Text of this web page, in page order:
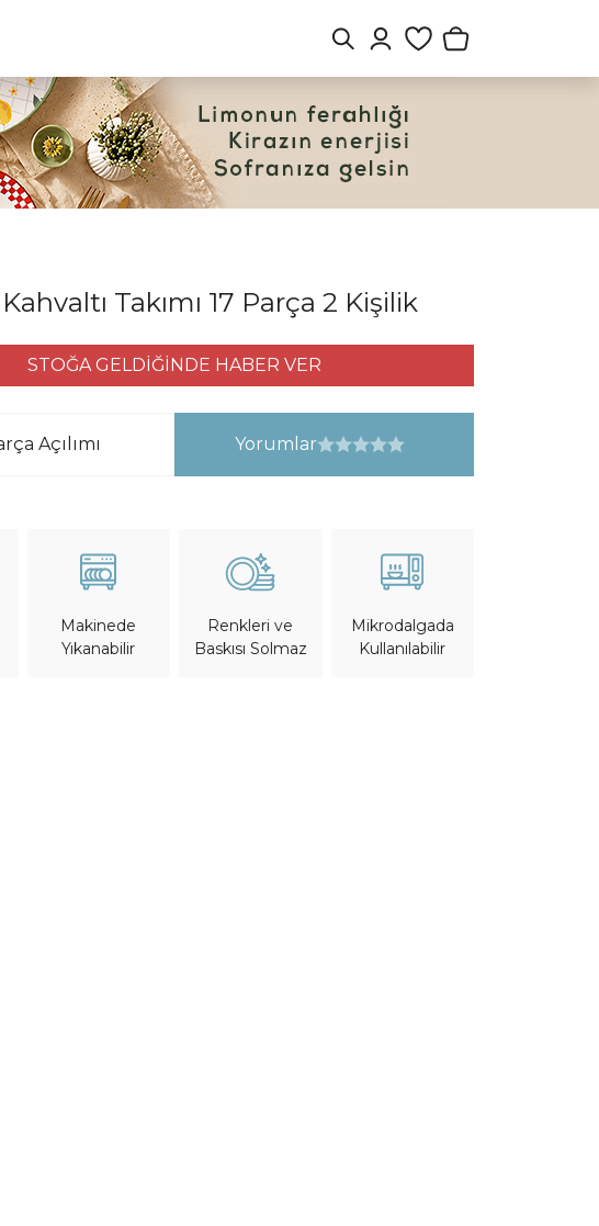
Takımı 17 Parça 2 Kişilik
STOĞA GELDİĞİNDE HABER VER
Açılımı Yorumlar
Makinede
Yıkanabilir
Renkleri ve
Baskısı Solmaz
Mikrodalgada
Kullanılabilir